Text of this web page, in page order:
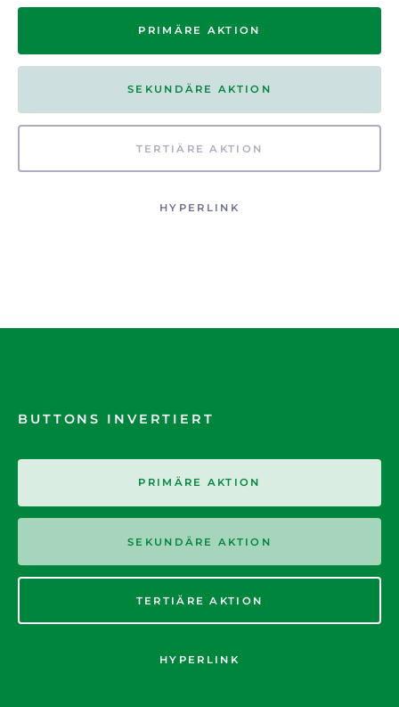
PRIMÄRE AKTION
SEKUNDÄRE AKTION
TERTIÄRE AKTION
HYPERLINK
BUTTONS INVERTIERT
PRIMÄRE AKTION
SEKUNDÄRE AKTION
TERTIÄRE AKTION
HYPERLINK